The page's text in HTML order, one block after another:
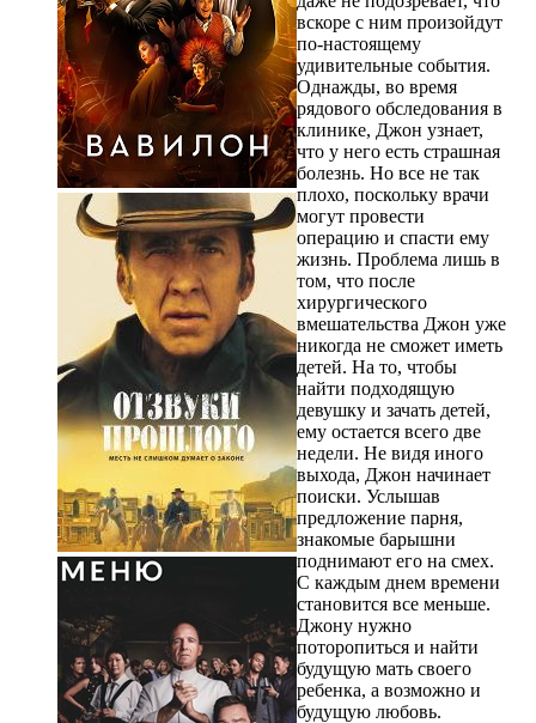
вскоре с ним произойдут
по-настоящему
удивительные события.
Однажды, во время
рядового обследования в
клинике, Джон узнает,
что у него есть страшная
болезнь. Но все не так
плохо, поскольку врачи
могут провести
операцию и спасти ему
жизнь. Проблема лишь в
том, что после
хирургического
вмешательства Джон уже
никогда не сможет иметь
детей. На то, чтобы
найти подходящую
девушку и зачать детей,
ему остается всего две
недели. Не видя иного
выхода, Джон начинает
поиски. Услышав
предложение парня,
знакомые барышни
поднимают его на смех.
С каждым днем времени
становится все меньше.
Джону нужно
поторопиться и найти
будущую мать своего
ребенка, а возможно и
будущую любовь.